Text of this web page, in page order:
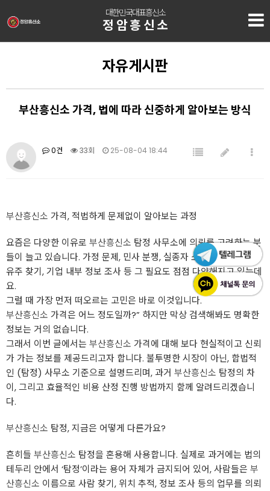
대한민국대표흥신소
정암흥신소
자유게시판
부산흥신소 가격, 법에 따라 신중하게 알아보는 방식
0건 33회 25-08-04 18:44
부산흥신소 가격, 적법하게 문제없이 알아보는 과정
요즘은 다양한 이유로 부산흥신소 탐정 사무소에 의뢰를 고려하는 분
들이 늘고 있습니다. 가정 문제, 민사 분쟁, 실종자 소재파악, 토지 소
유주 찾기, 기업 내부 정보 조사 등 그 필요도 점점 다양해지고 있는데
요.
그럴 때 가장 먼저 떠오르는 고민은 바로 이것입니다.
부산흥신소 가격은 어느 정도일까?” 하지만 막상 검색해봐도 명확한
정보는 거의 없습니다.
그래서 이번 글에서는 부산흥신소 가격에 대해 보다 현실적이고 신뢰
가 가는 정보를 제공드리고자 합니다. 불투명한 시장이 아닌, 합법적
인 (탐정) 사무소 기준으로 설명드리며, 과거 부산흥신소 탐정의 차
이, 그리고 효율적인 비용 산정 진행 방법까지 함께 알려드리겠습니
다.
부산흥신소 탐정, 지금은 어떻게 다른가요?
흔히들 부산흥신소 탐정을 혼용해 사용합니다. 실제로 과거에는 법의
테두리 안에서 ‘탐정’이라는 용어 자체가 금지되어 있어, 사람들은 부
산흥신소 이름으로 사람 찾기, 위치 추적, 정보 조사 등의 업무를 의뢰